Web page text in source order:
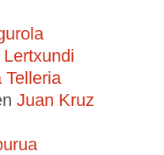
Telleria
Juan Kruz